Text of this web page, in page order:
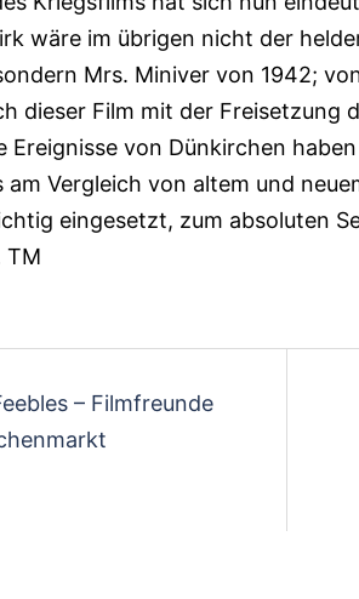
wäre im übrigen nicht der
Mrs. Miniver von 1942;
dieser Film mit der Freisetzung
Ereignisse von Dünkirchen
am Vergleich von altem und
eingesetzt, zum absoluten
TM
– Filmfreunde